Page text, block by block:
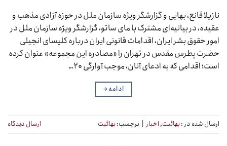
نازیلا قانع، بهایی و گزارشگر ویژه سازمان ملل در حوزه آزادی مذهب و
عقیده، در بیانیه‌ای مشترک با مای ساتو، گزارشگر ویژه سازمان ملل در
امور حقوق بشر ایران، اقدامات قانونی ایران درباره کلیسای انجیلی
حضرت پطرس مقدس در تهران را «مصادره این مجموعه» عنوان کرده
است؛ اقدامی که به ادعای آنان، موجب آوارگی ۲۰…
ادامه→
ارسال شده در :بهائیت,اخبار برچسب:بهائیت ارسال دیدگاه